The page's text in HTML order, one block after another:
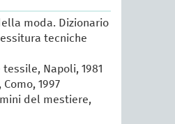
moda. Dizionario
tecniche
Napoli, 1981
1997
del mestiere,